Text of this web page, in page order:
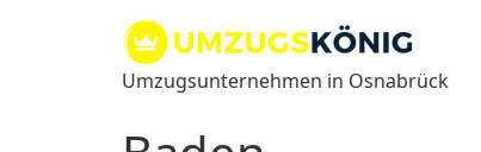
Umzugsunternehmen in Osnabrück